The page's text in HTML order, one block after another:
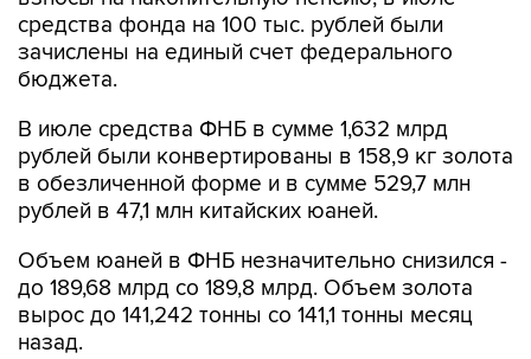
средства фонда на 100 тыс. рублей были
зачислены на единый счет федерального
бюджета.
В июле средства ФНБ в сумме 1,632 млрд
рублей были конвертированы в 158,9 кг золота
в обезличенной форме и в сумме 529,7 млн
рублей в 47,1 млн китайских юаней.
Объем юаней в ФНБ незначительно снизился -
до 189,68 млрд со 189,8 млрд. Объем золота
вырос до 141,242 тонны со 141,1 тонны месяц
назад.